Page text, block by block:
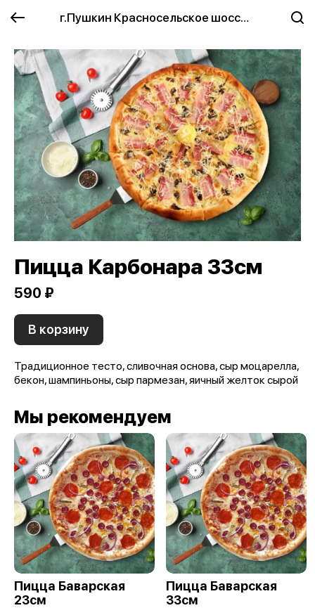
г.Пушкин Красносельское шоссе 2
Пицца Карбонара 33см
590 ₽
В корзину
Традиционное тесто, сливочная основа, сыр моцарелла,
бекон, шампиньоны, сыр пармезан, яичный желток сырой
Мы рекомендуем
Пицца Баварская
23см
Пицца Баварская
33см